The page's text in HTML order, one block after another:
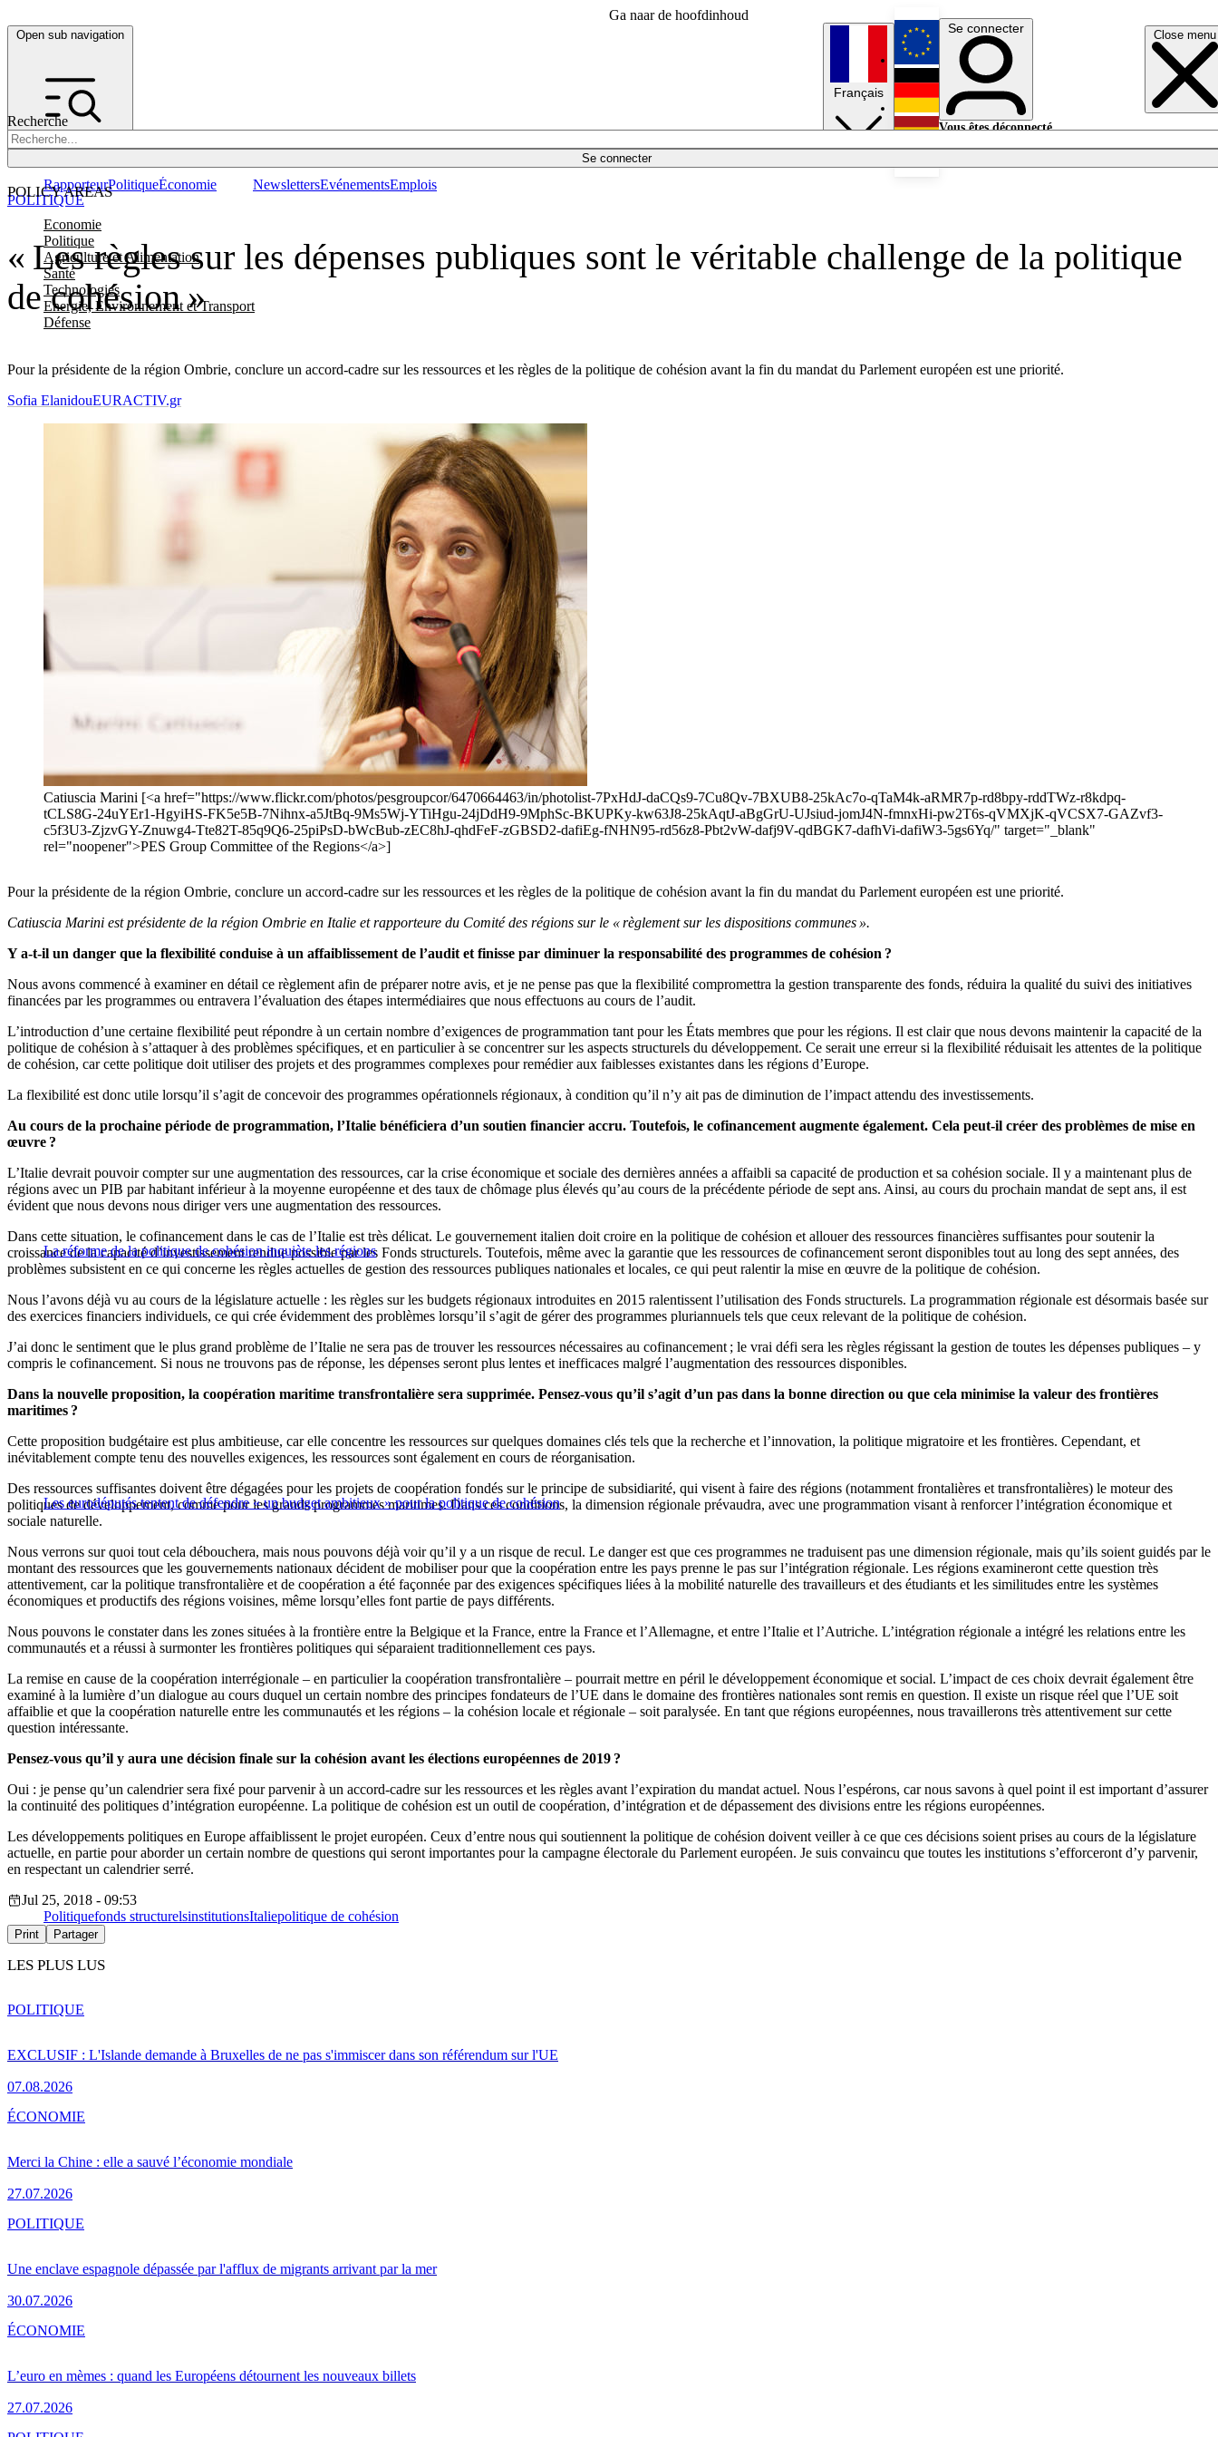
Ga naar de hoofdinhoud
Open sub navigation Close menu
Recherche
Se connecter
POLICY AREAS
Economie
Politique
Agriculture et Alimentation
Santé
Technologies
Energie, Environnement et Transport
Défense
RapporteurPolitiqueÉconomie NewslettersEvénementsEmplois
Français
English
Deutsch
Se connecter
Vous êtes déconnecté.
« Les règles sur les dépenses publiques sont le véritable challenge de la politique
de cohésion »
Pour la présidente de la région Ombrie, conclure un accord-cadre sur les ressources et les règles de la politique de cohésion avant la fin du mandat du Parlement européen est une priorité.
POLITIQUE
Sofia ElanidouEURACTIV.gr
Catiuscia Marini [<a href="https://www.flickr.com/photos/pesgroupcor/6470664463/in/photolist-7PxHdJ-daCQs9-7Cu8Qv-7BXUB8-25kAc7o-qTaM4k-aRMR7p-rd8bpy-rddTWz-r8kdpq-
tCLS8G-24uYEr1-HgyiHS-FK5e5B-7Nihnx-a5JtBq-9Ms5Wj-YTiHgu-24jDdH9-9MphSc-BKUPKy-kw63J8-25kAqtJ-aBgGrU-UJsiud-jomJ4N-fmnxHi-pw2T6s-qVMXjK-qVCSX7-GAZvf3-
c5f3U3-ZjzvGY-Znuwg4-Tte82T-85q9Q6-25piPsD-bWcBub-zEC8hJ-qhdFeF-zGBSD2-dafiEg-fNHN95-rd56z8-Pbt2vW-dafj9V-qdBGK7-dafhVi-dafiW3-5gs6Yq/" target="_blank"
rel="noopener">PES Group Committee of the Regions</a>]
Pour la présidente de la région Ombrie, conclure un accord-cadre sur les ressources et les règles de la politique de cohésion avant la fin du mandat du Parlement européen est une priorité.
Catiuscia Marini est présidente de la région Ombrie en Italie et rapporteure du Comité des régions sur le « règlement sur les dispositions communes ».
Y a-t-il un danger que la flexibilité conduise à un affaiblissement de l’audit et finisse par diminuer la responsabilité des programmes de cohésion ?
Nous avons commencé à examiner en détail ce règlement afin de préparer notre avis, et je ne pense pas que la flexibilité compromettra la gestion transparente des fonds, réduira la qualité du suivi des initiatives
financées par les programmes ou entravera l’évaluation des étapes intermédiaires que nous effectuons au cours de l’audit.
L’introduction d’une certaine flexibilité peut répondre à un certain nombre d’exigences de programmation tant pour les États membres que pour les régions. Il est clair que nous devons maintenir la capacité de la
politique de cohésion à s’attaquer à des problèmes spécifiques, et en particulier à se concentrer sur les aspects structurels du développement. Ce serait une erreur si la flexibilité réduisait les attentes de la politique
de cohésion, car cette politique doit utiliser des projets et des programmes complexes pour remédier aux faiblesses existantes dans les régions d’Europe.
La flexibilité est donc utile lorsqu’il s’agit de concevoir des programmes opérationnels régionaux, à condition qu’il n’y ait pas de diminution de l’impact attendu des investissements.
Au cours de la prochaine période de programmation, l’Italie bénéficiera d’un soutien financier accru. Toutefois, le cofinancement augmente également. Cela peut-il créer des problèmes de mise en
œuvre ?
L’Italie devrait pouvoir compter sur une augmentation des ressources, car la crise économique et sociale des dernières années a affaibli sa capacité de production et sa cohésion sociale. Il y a maintenant plus de
régions avec un PIB par habitant inférieur à la moyenne européenne et des taux de chômage plus élevés qu’au cours de la précédente période de sept ans. Ainsi, au cours du prochain mandat de sept ans, il est
évident que nous devons nous diriger vers une augmentation des ressources.
La réforme de la politique de cohésion inquiète les régions
Dans cette situation, le cofinancement dans le cas de l’Italie est très délicat. Le gouvernement italien doit croire en la politique de cohésion et allouer des ressources financières suffisantes pour soutenir la
croissance de la capacité d’investissement rendue possible par les Fonds structurels. Toutefois, même avec la garantie que les ressources de cofinancement seront disponibles tout au long des sept années, des
problèmes subsistent en ce qui concerne les règles actuelles de gestion des ressources publiques nationales et locales, ce qui peut ralentir la mise en œuvre de la politique de cohésion.
Nous l’avons déjà vu au cours de la législature actuelle : les règles sur les budgets régionaux introduites en 2015 ralentissent l’utilisation des Fonds structurels. La programmation régionale est désormais basée sur
des exercices financiers individuels, ce qui crée évidemment des problèmes lorsqu’il s’agit de gérer des programmes pluriannuels tels que ceux relevant de la politique de cohésion.
J’ai donc le sentiment que le plus grand problème de l’Italie ne sera pas de trouver les ressources nécessaires au cofinancement ; le vrai défi sera les règles régissant la gestion de toutes les dépenses publiques – y
compris le cofinancement. Si nous ne trouvons pas de réponse, les dépenses seront plus lentes et inefficaces malgré l’augmentation des ressources disponibles.
Dans la nouvelle proposition, la coopération maritime transfrontalière sera supprimée. Pensez-vous qu’il s’agit d’un pas dans la bonne direction ou que cela minimise la valeur des frontières
maritimes ?
Cette proposition budgétaire est plus ambitieuse, car elle concentre les ressources sur quelques domaines clés tels que la recherche et l’innovation, la politique migratoire et les frontières. Cependant, et
inévitablement compte tenu des nouvelles exigences, les ressources sont également en cours de réorganisation.
Les eurodéputés tentent de défendre « un budget ambitieux » pour la politique de cohésion
Des ressources suffisantes doivent être dégagées pour les projets de coopération fondés sur le principe de subsidiarité, qui visent à faire des régions (notamment frontalières et transfrontalières) le moteur des
politiques de développement, comme pour les grands programmes maritimes. Dans ces conditions, la dimension régionale prévaudra, avec une programmation visant à renforcer l’intégration économique et
sociale naturelle.
Nous verrons sur quoi tout cela débouchera, mais nous pouvons déjà voir qu’il y a un risque de recul. Le danger est que ces programmes ne traduisent pas une dimension régionale, mais qu’ils soient guidés par le
montant des ressources que les gouvernements nationaux décident de mobiliser pour que la coopération entre les pays prenne le pas sur l’intégration régionale. Les régions examineront cette question très
attentivement, car la politique transfrontalière et de coopération a été façonnée par des exigences spécifiques liées à la mobilité naturelle des travailleurs et des étudiants et les similitudes entre les systèmes
économiques et productifs des régions voisines, même lorsqu’elles font partie de pays différents.
Nous pouvons le constater dans les zones situées à la frontière entre la Belgique et la France, entre la France et l’Allemagne, et entre l’Italie et l’Autriche. L’intégration régionale a intégré les relations entre les
communautés et a réussi à surmonter les frontières politiques qui séparaient traditionnellement ces pays.
La remise en cause de la coopération interrégionale – en particulier la coopération transfrontalière – pourrait mettre en péril le développement économique et social. L’impact de ces choix devrait également être
examiné à la lumière d’un dialogue au cours duquel un certain nombre des principes fondateurs de l’UE dans le domaine des frontières nationales sont remis en question. Il existe un risque réel que l’UE soit
affaiblie et que la coopération naturelle entre les communautés et les régions – la cohésion locale et régionale – soit paralysée. En tant que régions européennes, nous travaillerons très attentivement sur cette
question intéressante.
Pensez-vous qu’il y aura une décision finale sur la cohésion avant les élections européennes de 2019 ?
Oui : je pense qu’un calendrier sera fixé pour parvenir à un accord-cadre sur les ressources et les règles avant l’expiration du mandat actuel. Nous l’espérons, car nous savons à quel point il est important d’assurer
la continuité des politiques d’intégration européenne. La politique de cohésion est un outil de coopération, d’intégration et de dépassement des divisions entre les régions européennes.
Les développements politiques en Europe affaiblissent le projet européen. Ceux d’entre nous qui soutiennent la politique de cohésion doivent veiller à ce que ces décisions soient prises au cours de la législature
actuelle, en partie pour aborder un certain nombre de questions qui seront importantes pour la campagne électorale du Parlement européen. Je suis convaincu que toutes les institutions s’efforceront d’y parvenir,
en respectant un calendrier serré.
Jul 25, 2018 - 09:53
Politiquefonds structurelsinstitutionsItaliepolitique de cohésion
Print Partager
LES PLUS LUS
EXCLUSIF : L'Islande demande à Bruxelles de ne pas s'immiscer dans son référendum sur l'UE
07.08.2026
POLITIQUE
Merci la Chine : elle a sauvé l’économie mondiale
27.07.2026
ÉCONOMIE
Une enclave espagnole dépassée par l'afflux de migrants arrivant par la mer
30.07.2026
POLITIQUE
L’euro en mèmes : quand les Européens détournent les nouveaux billets
27.07.2026
ÉCONOMIE